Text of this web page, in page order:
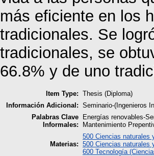
más eficiente en los
tradicionales. Se
tradicionales, se
66.8% y de uno
Item Type: Thesis (Diploma)
Información Adicional: Seminario-(Ingenieros
Palabras Clave
Informales:
Energías renovables-
Mantenimiento
Materias:
500 Ciencias naturales
500 Ciencias naturales
600 Tecnología